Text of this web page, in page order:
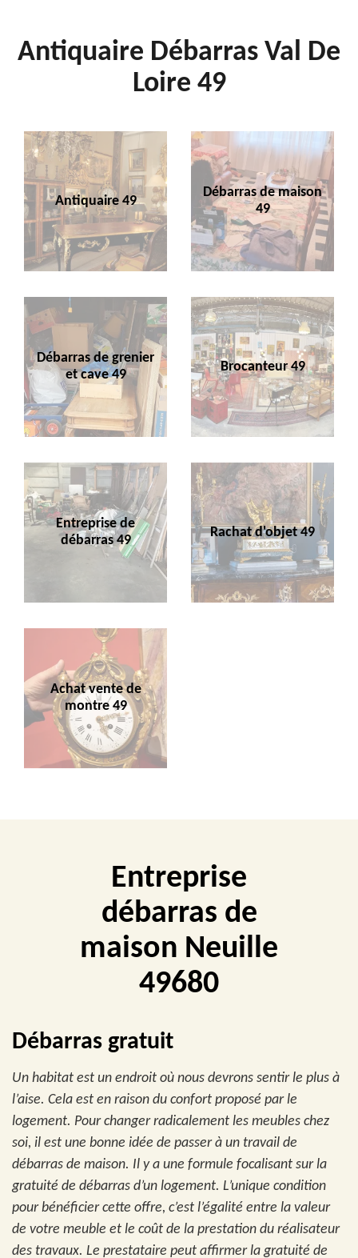
Antiquaire Débarras Val De
Loire 49
Antiquaire 49
Débarras de maison
49
Débarras de grenier
et cave 49
Brocanteur 49
Entreprise de
débarras 49
Rachat d'objet 49
Achat vente de
montre 49
Entreprise
débarras de
maison Neuille
49680
Débarras gratuit
Un habitat est un endroit où nous devrons sentir le plus à
l’aise. Cela est en raison du confort proposé par le
logement. Pour changer radicalement les meubles chez
soi, il est une bonne idée de passer à un travail de
débarras de maison. Il y a une formule focalisant sur la
gratuité de débarras d’un logement. L’unique condition
pour bénéficier cette offre, c’est l’égalité entre la valeur
de votre meuble et le coût de la prestation du réalisateur
des travaux. Le prestataire peut affirmer la gratuité de